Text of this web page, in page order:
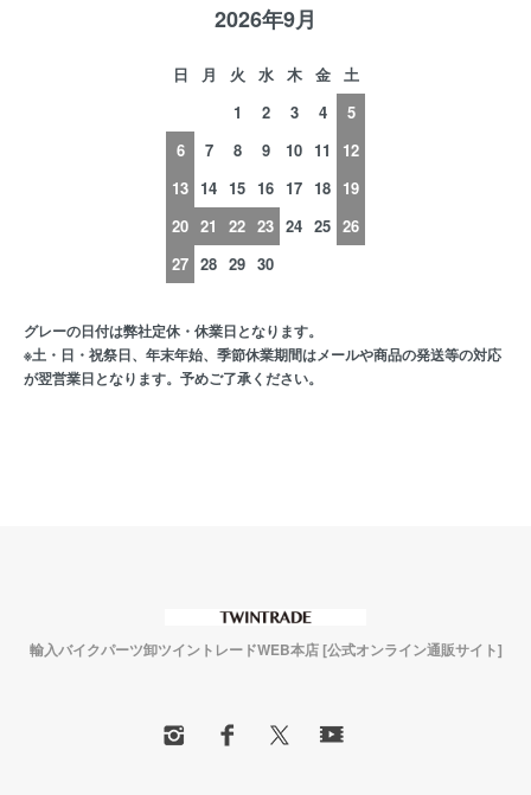
2026年9月
日 月 火 水 木 金
土
1
2 3 4
5
6
7 8 9 10 11
12
13 14 15 16 17 18 19
20 21 22 23 24 25 26
27 28 29 30
グレーの日付は弊社定休・休業日となります。
※土・日・祝祭日、年末年始、季節休業期間はメールや商品の発送等の対応
が翌営業日となります。予めご了承ください。
輸入バイクパーツ卸ツイントレードWEB本店 [公式オンライン通販サイト]